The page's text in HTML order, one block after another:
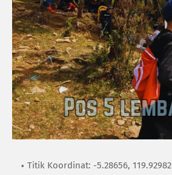
Titik Koordinat: -5.28656, 119.92982